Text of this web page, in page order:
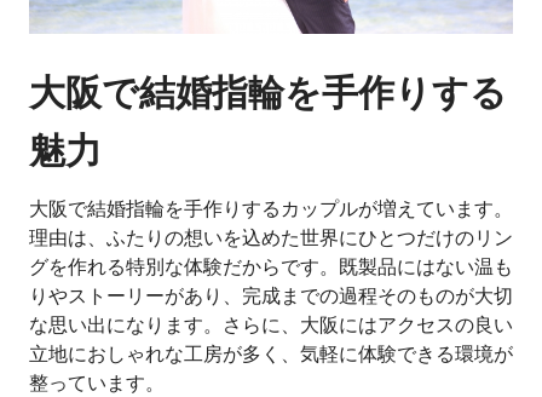
大阪で結婚指輪を手作りする
魅力
大阪で結婚指輪を手作りするカップルが増えています。
理由は、ふたりの想いを込めた世界にひとつだけのリン
グを作れる特別な体験だからです。既製品にはない温も
りやストーリーがあり、完成までの過程そのものが大切
な思い出になります。さらに、大阪にはアクセスの良い
立地におしゃれな工房が多く、気軽に体験できる環境が
整っています。